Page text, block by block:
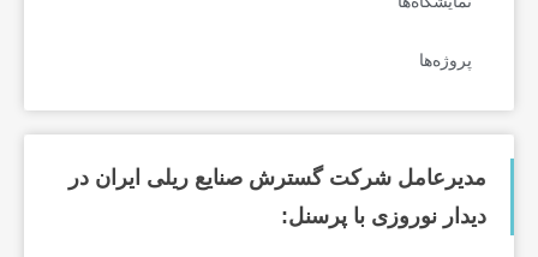
پروژه‌ها
مدیرعامل شرکت گسترش صنایع ریلی ایران در
دیدار نوروزی با پرسنل: